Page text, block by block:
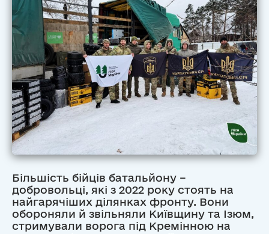
Більшість бійців батальйону –
добровольці, які з 2022 року стоять на
найгарячіших ділянках фронту. Вони
обороняли й звільняли Київщину та Ізюм,
стримували ворога під Кремінною на